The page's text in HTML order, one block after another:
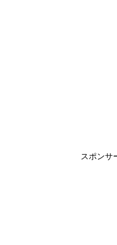
スポンサ